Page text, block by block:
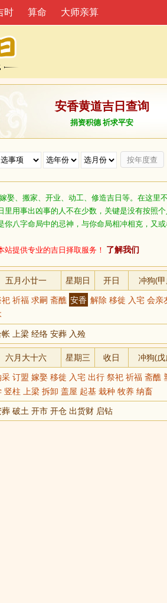
时 算命 大师亲算
安香黄道吉日查询
捐资积德 祈求平安
按年度查
娶、搬家、开业、动工、修造吉日等。在这里
里用事出凶事的人不在少数，关键是没有按照
你八字命局中的忌神，与你命局相冲相克，又
站提供专业的吉日择取服务！ 了解我们
五月小廿一 星期日 开日 冲狗(
祈福 求嗣 斋醮 安香 解除 移徙 入宅 会亲
上梁 经络 安葬 入殓
六月大十六 星期三 收日 冲狗(戊
订盟 嫁娶 移徙 入宅 出行 祭祀 祈福 斋醮
竖柱 上梁 拆卸 盖屋 起基 栽种 牧养 纳畜
破土 开市 开仓 出货财 启钻